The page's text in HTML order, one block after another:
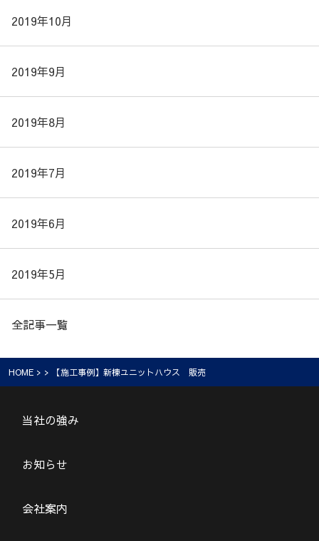
2019年10月
2019年9月
2019年8月
2019年7月
2019年6月
2019年5月
全記事一覧
HOME > > 【施工事例】新棟ユニットハウス 販売
当社の強み
お知らせ
会社案内